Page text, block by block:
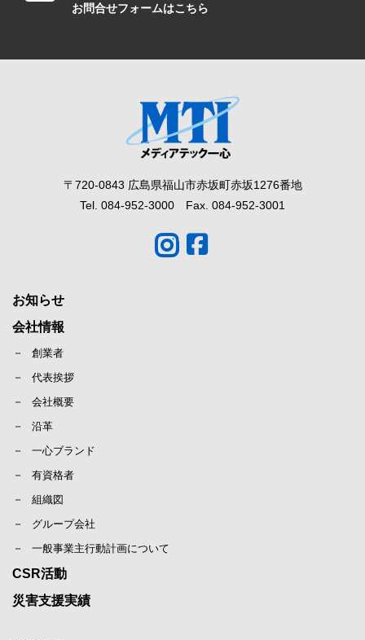
お問合せフォームはこちら
〒720-0843 広島県福山市赤坂町赤坂1276番地
Tel. 084-952-3000 Fax. 084-952-3001
お知らせ
会社情報
創業者
代表挨拶
会社概要
沿革
一心ブランド
有資格者
組織図
グループ会社
一般事業主行動計画について
CSR活動
災害支援実績